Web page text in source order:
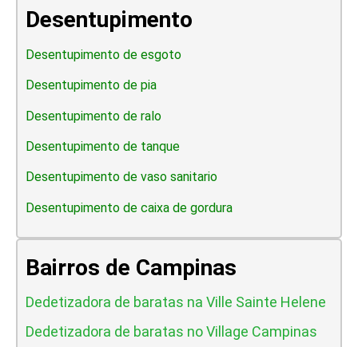
Desentupimento
Desentupimento de esgoto
Desentupimento de pia
Desentupimento de ralo
Desentupimento de tanque
Desentupimento de vaso sanitario
Desentupimento de caixa de gordura
Bairros de Campinas
Dedetizadora de baratas na Ville Sainte Helene
Dedetizadora de baratas no Village Campinas